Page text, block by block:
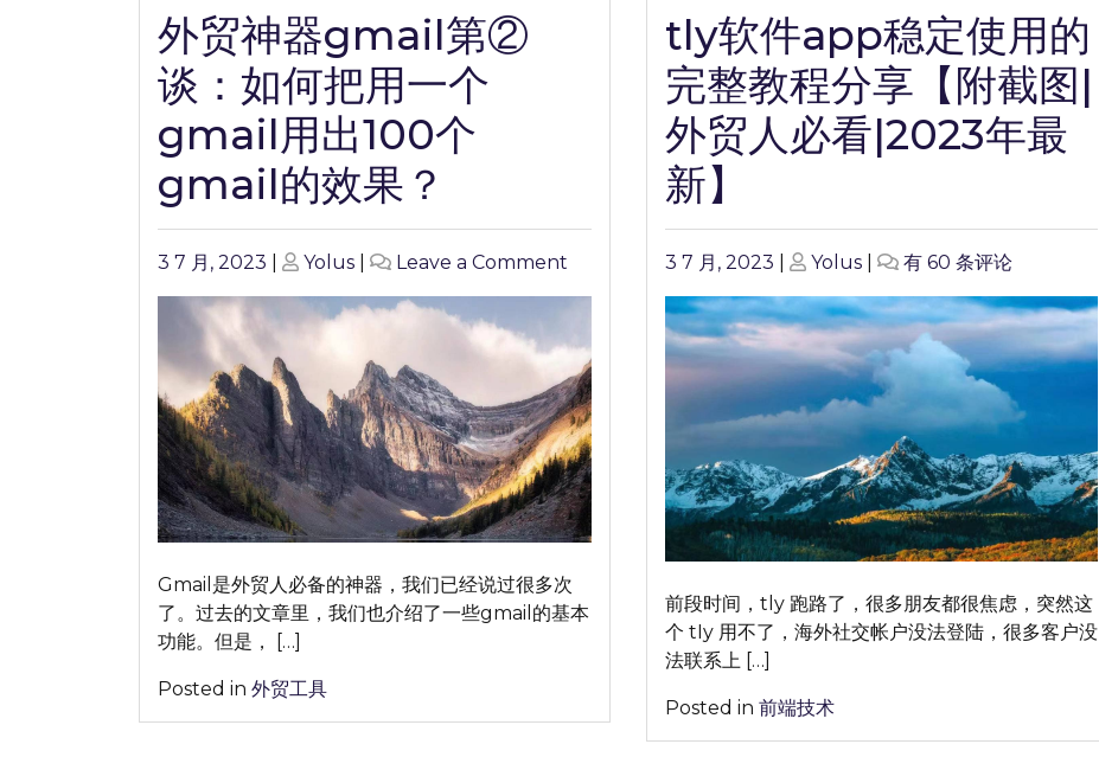
新】
新】
外贸神器gmail第②
谈：如何把用一个
gmail用出100个
gmail的效果？
Posted
3 7 月, 2023
Posted
Yolus Leave a Comment
神
器
gmail
第
②
谈：
如
何
把
用
用
Gmail是外贸人必备的神器，我们已经说过很多次
了。过去的文章里，我们也介绍了一些gmail的基本
功能。但是， […]
Posted in 外贸工具
tly软件app稳定使用的
完整教程分享【附截图|
外贸人必看|2023年最
新】
Posted
3 7 月, 2023
Posted
Yolus|
tly
件
app
稳
使
用
的
完
整
程
分
图|
有 60 条评论
前段时间，tly 跑路了，很多朋友都很焦虑，突然这
个 tIy 用不了，海外社交帐户没法登陆，很多客户没
法联系上 […]
Posted in 前端技术